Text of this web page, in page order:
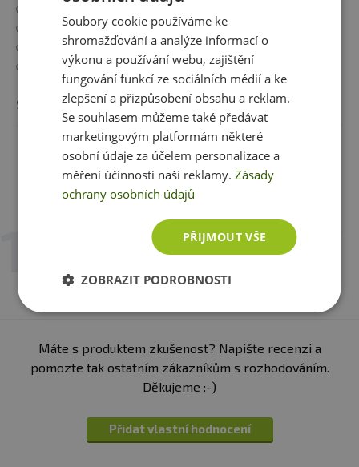
✅ Perfektně namíchaný drink bez hrudek
✅ Velký objem
✅ Vyklápěcí víčko
✅ Extra kvalitní a odolný materiál
Specifikace:Ryska uvnitř i vně šejkru do 739 ml, sítko
pro perfektní promíchaní, těsnící guma, barva - černá,
viz foto
Zobrazit celý popis
Recenze Hodnotil již 1 zákazník
4. 6. 2024 v 13:29
Máte s produktem zkušenost? Napište recenzi a
pomozte tak ostatním zákazníkům s rozhodováním.
Děkujeme :-)
Přidat vlastní hodnocení
Soubory cookie používáme ke
shromažďování a analýze informací o
výkonu a používání webu, zajištění
fungování funkcí ze sociálních médií a ke
zlepšení a přizpůsobení obsahu a reklam.
Se souhlasem můžeme také předávat
marketingovým platformám některé
osobní údaje za účelem personalizace a
měření účinnosti naší reklamy.Zásady
ochrany osobních údajů
PŘIJMOUT VŠE
ZOBRAZIT PODROBNOSTI